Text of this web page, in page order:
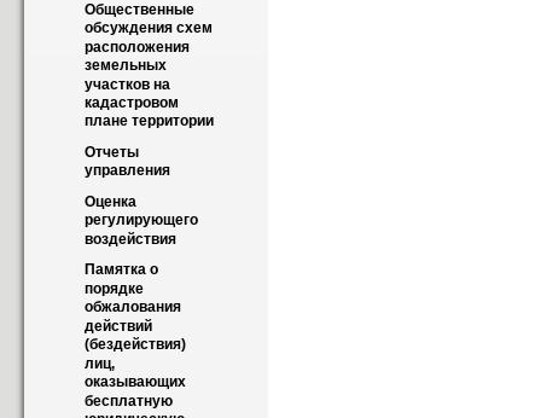
Общественные
обсуждения схем
расположения
земельных
участков на
кадастровом
плане территории
Отчеты
управления
Оценка
регулирующего
воздействия
Памятка о
порядке
обжалования
действий
(бездействия)
лиц,
оказывающих
бесплатную